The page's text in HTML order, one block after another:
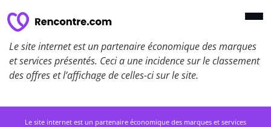
Le site internet est un partenaire économique des marques
et services présentés. Ceci a une incidence sur le classement
des offres et l’affichage de celles-ci sur le site.
Le site internet est un partenaire économique des marques et services